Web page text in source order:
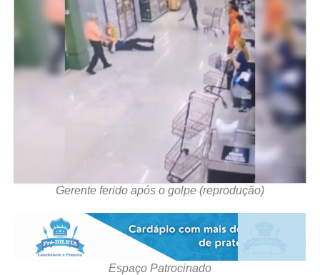
Gerente ferido após o golpe (reprodução)
Espaço Patrocinado